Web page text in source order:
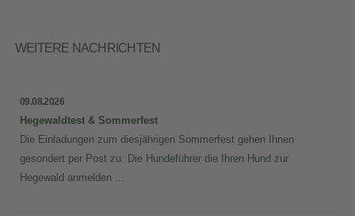
WEITERE NACHRICHTEN
09.08.2026
Hegewaldtest & Sommerfest
Die Einladungen zum diesjährigen Sommerfest gehen Ihnen
gesondert per Post zu. Die Hundeführer die Ihren Hund zur
Hegewald anmelden ...